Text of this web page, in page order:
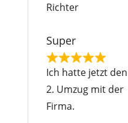
Richter
Super
R
Ich hatte jetzt den
2. Umzug mit der
Firma.